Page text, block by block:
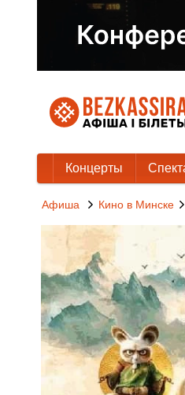
Концерты
Афиша Кино в Минске